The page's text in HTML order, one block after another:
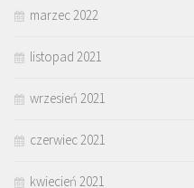
marzec 2022
listopad 2021
wrzesień 2021
czerwiec 2021
kwiecień 2021